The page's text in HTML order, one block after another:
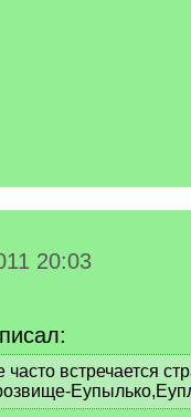
20:03
часто встречается